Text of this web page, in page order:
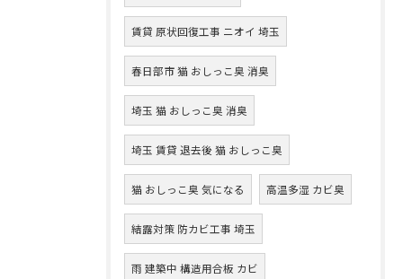
賃貸 原状回復工事 ニオイ 埼玉
春日部市 猫 おしっこ臭 消臭
埼玉 猫 おしっこ臭 消臭
埼玉 賃貸 退去後 猫 おしっこ臭
猫 おしっこ臭 気になる 高温多湿 カビ臭
結露対策 防カビ工事 埼玉
雨 建築中 構造用合板 カビ